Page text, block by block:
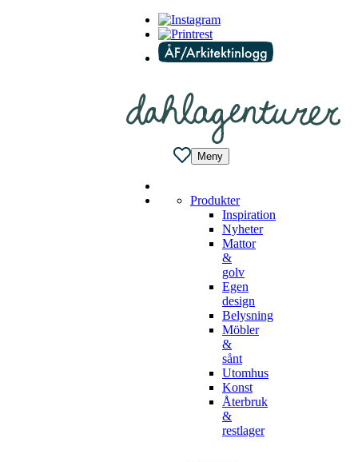
Meny
Produkter
Inspiration
Nyheter
Mattor
&
golv
Egen
design
Belysning
Möbler
&
sånt
Utomhus
Konst
Återbruk
&
restlager